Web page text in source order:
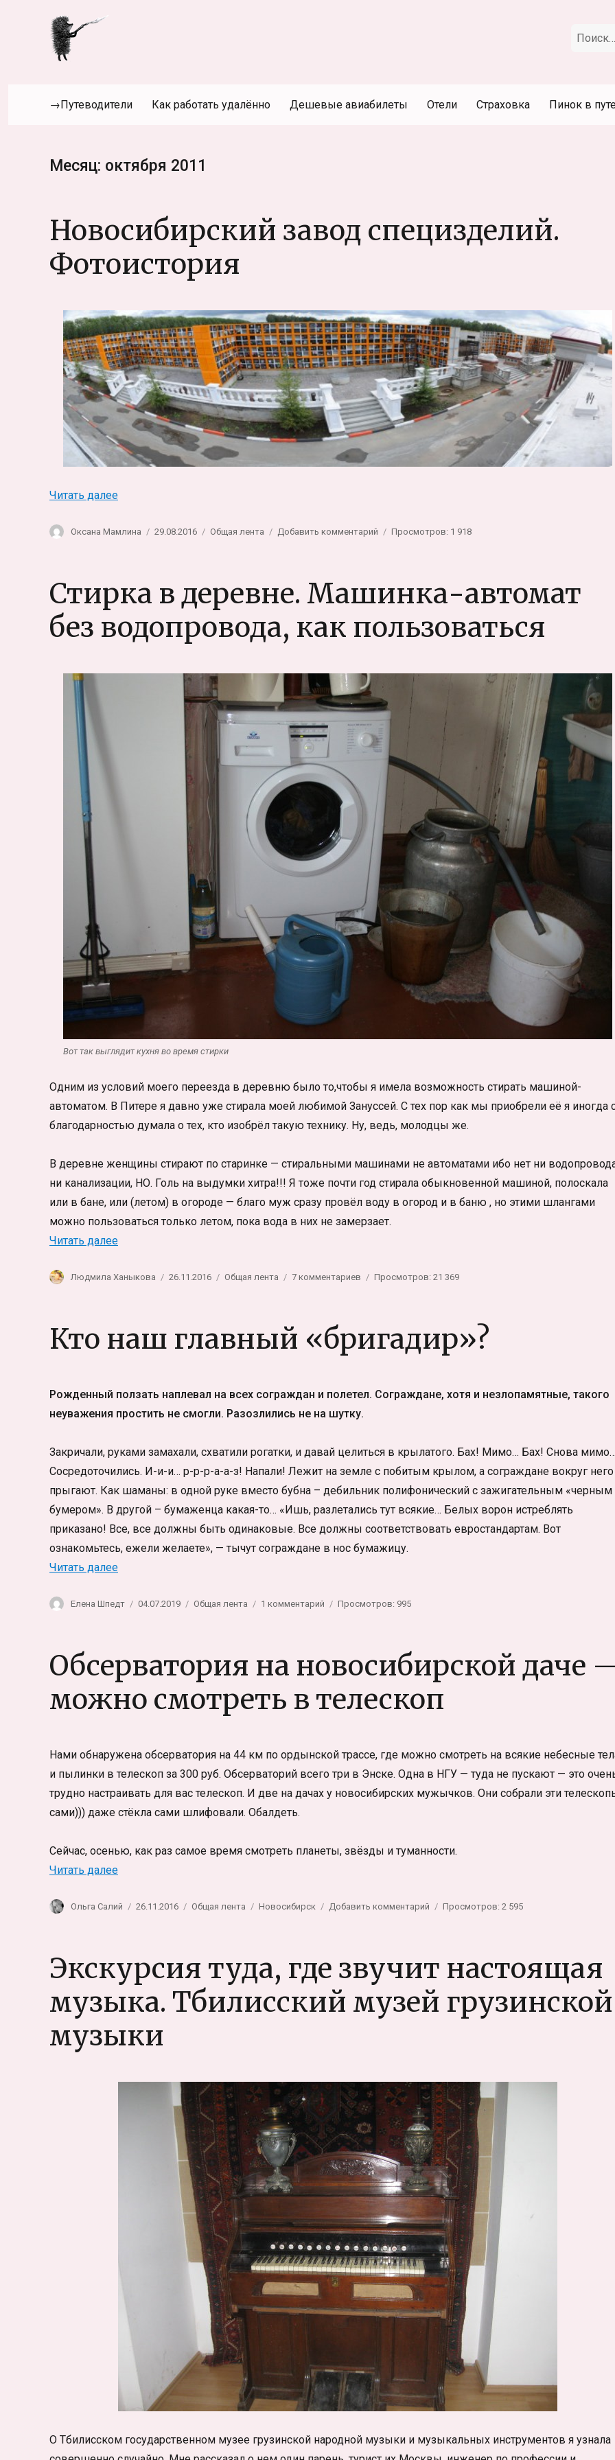
Искать:
→Путеводители Как работать удалённо Дешевые авиабилеты Отели Страховка Пинок в
Месяц: октября 2011
Новосибирский завод специзделий.
Фотоистория
Читать далее«Новосибирский завод специзделий. Фотоистория»
Автор
Оксана Мамлина Опубликовано
29.08.2016 Рубрики
Общая лента Добавить комментарий
специзделий.
Фотоистория
Просмотров: 1 918
Стирка в деревне. Машинка-автомат
без водопровода, как пользоваться
Вот так выглядит кухня во время стирки
Одним из условий моего переезда в деревню было то,чтобы я имела возможность стирать машиной-
автоматом. В Питере я давно уже стирала моей любимой Зануссей. С тех пор как мы приобрели её я иногда
благодарностью думала о тех, кто изобрёл такую технику. Ну, ведь, молодцы же.
В деревне женщины стирают по старинке — стиральными машинами не автоматами ибо нет ни
ни канализации, НО. Голь на выдумки хитра!!! Я тоже почти год стирала обыкновенной машиной, полоскала
или в бане, или (летом) в огороде — благо муж сразу провёл воду в огород и в баню , но этими шлангами
можно пользоваться только летом, пока вода в них не замерзает.
Читать далее«Стирка в деревне. Машинка-автомат без водопровода, как пользоваться»
Автор
Людмила Ханыкова Опубликовано
26.11.2016 Рубрики
Общая лента 7 комментариев
деревне.
Машинка-
водопровода,
пользоваться
Просмотров: 21 369
Кто наш главный «бригадир»?
Рожденный ползать наплевал на всех сограждан и полетел. Сограждане, хотя и незлопамятные, такого
неуважения простить не смогли. Разозлились не на шутку.
Закричали, руками замахали, схватили рогатки, и давай целиться в крылатого. Бах! Мимо… Бах! Снова
Сосредоточились. И-и-и… р-р-р-а-а-з! Напали! Лежит на земле с побитым крылом, а сограждане вокруг него
прыгают. Как шаманы: в одной руке вместо бубна – дебильник полифонический с зажигательным «черным
бумером». В другой – бумаженца какая-то… «Ишь, разлетались тут всякие… Белых ворон истреблять
приказано! Все, все должны быть одинаковые. Все должны соответствовать евростандартам. Вот
ознакомьтесь, ежели желаете», — тычут сограждане в нос бумажицу.
Читать далее«Кто наш главный «бригадир»?»
Автор
Елена Шпедт Опубликовано
04.07.2019 Рубрики
Общая лента 1 комментарий
главный
«бригадир»?
Просмотров: 995
Обсерватория на новосибирской даче
можно смотреть в телескоп
Нами обнаружена обсерватория на 44 км по ордынской трассе, где можно смотреть на всякие небесные
и пылинки в телескоп за 300 руб. Обсерваторий всего три в Энске. Одна в НГУ — туда не пускают — это
трудно настраивать для вас телескоп. И две на дачах у новосибирских мужычков. Они собрали эти
сами))) даже стёкла сами шлифовали. Обалдеть.
Сейчас, осенью, как раз самое время смотреть планеты, звёзды и туманности.
Читать далее«Обсерватория на новосибирской даче — можно смотреть в телескоп»
Автор
Ольга Салий Опубликовано
26.11.2016 Рубрики
Общая лента Метки
Новосибирск Добавить комментарий
новосибирской
даче
—
можно
смотреть
Просмотров: 2 595
Экскурсия туда, где звучит настоящая
музыка. Тбилисский музей грузинской
музыки
О Тбилисском государственном музее грузинской народной музыки и музыкальных инструментов я узнала